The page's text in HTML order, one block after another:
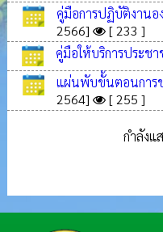
คู่มือการปฏิบัติงานอ
2566]
[ 233 ]
คู่มือให้บริการประช
แผ่นพับขั้นตอนการ
2564]
[ 255 ]
กำลังแ